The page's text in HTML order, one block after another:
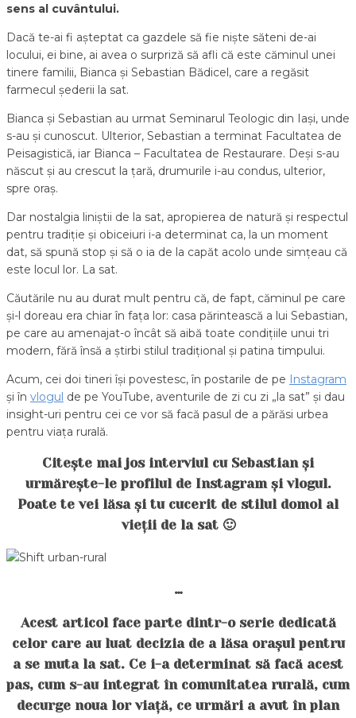
sens al cuvântului.
Dacă te-ai fi așteptat ca gazdele să fie niște săteni de-ai
locului, ei bine, ai avea o surpriză să afli că este căminul unei
tinere familii, Bianca și Sebastian Bădicel, care a regăsit
farmecul șederii la sat.
Bianca și Sebastian au urmat Seminarul Teologic din Iași, unde
s-au și cunoscut. Ulterior, Sebastian a terminat Facultatea de
Peisagistică, iar Bianca – Facultatea de Restaurare. Deși s-au
născut și au crescut la țară, drumurile i-au condus, ulterior,
spre oraș.
Dar nostalgia liniștii de la sat, apropierea de natură și respectul
pentru tradiție și obiceiuri i-a determinat ca, la un moment
dat, să spună stop și să o ia de la capăt acolo unde simțeau că
este locul lor. La sat.
Căutările nu au durat mult pentru că, de fapt, căminul pe care
și-l doreau era chiar în fața lor: casa părintească a lui Sebastian,
pe care au amenajat-o încât să aibă toate condițiile unui tri
modern, fără însă a știrbi stilul tradițional și patina timpului.
Acum, cei doi tineri își povestesc, în postarile de pe Instagram
și în vlogul de pe YouTube, aventurile de zi cu zi „la sat” și dau
insight-uri pentru cei ce vor să facă pasul de a părăsi urbea
pentru viața rurală.
Citește mai jos interviul cu Sebastian și
urmărește-le profilul de Instagram și vlogul.
Poate te vei lăsa și tu cucerit de stilul domol al
vieții de la sat 🙂
…
Acest articol face parte dintr-o serie dedicată
celor care au luat decizia de a lăsa orașul pentru
a se muta la sat. Ce i-a determinat să facă acest
pas, cum s-au integrat în comunitatea rurală, cum
decurge noua lor viață, ce urmări a avut în plan